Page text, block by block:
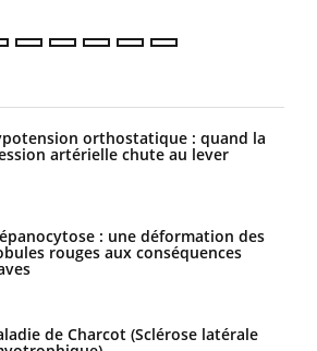
orthostatique : quand la
artérielle chute au lever
: une déformation des
rouges aux conséquences
de Charcot (Sclérose latérale